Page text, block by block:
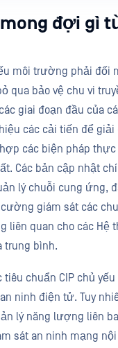
đợi gì
môi trường phải đối
qua bảo vệ chu vi
giai đoạn đầu của
các cải tiến để
các biện pháp thực
Các bản cập nhật
lý chuỗi cung ứng,
giám sát các
liên quan cho các Hệ
trung bình.
tiêu chuẩn CIP chủ
ninh điện tử. Tuy
lý năng lượng liên
sát an ninh mạng